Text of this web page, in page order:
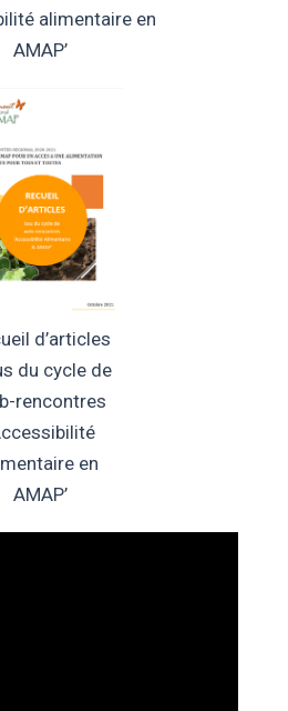
alimentaire en
AMAP’
d’articles
du cycle de
rencontres
en
AMAP’